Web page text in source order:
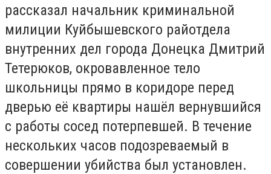
рассказал начальник криминальной
милиции Куйбышевского райотдела
внутренних дел города Донецка Дмитрий
Тетерюков, окровавленное тело
школьницы прямо в коридоре перед
дверью её квартиры нашёл вернувшийся
с работы сосед потерпевшей. В течение
нескольких часов подозреваемый в
совершении убийства был установлен.